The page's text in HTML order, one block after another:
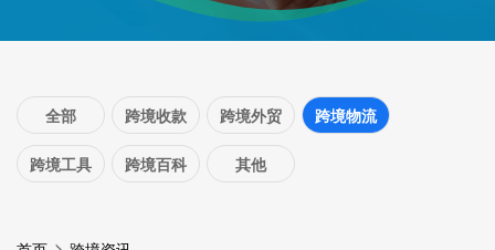
全部 跨境收款 跨境外贸 跨境物流
跨境工具 跨境百科 其他